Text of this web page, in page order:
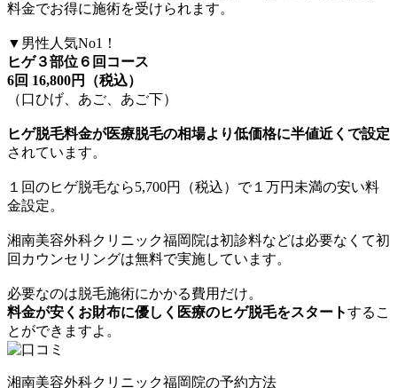
料金でお得に施術を受けられます。
▼男性人気No1！
ヒゲ３部位６回コース
6回 16,800円（税込）
（口ひげ、あご、あご下）
ヒゲ脱毛料金が医療脱毛の相場より低価格に半値近くで設定
されています。
１回のヒゲ脱毛なら5,700円（税込）で１万円未満の安い料
金設定。
湘南美容外科クリニック福岡院は初診料などは必要なくて初
回カウンセリングは無料で実施しています。
必要なのは脱毛施術にかかる費用だけ。
料金が安くお財布に優しく医療のヒゲ脱毛をスタートするこ
とができますよ。
湘南美容外科クリニック福岡院の予約方法